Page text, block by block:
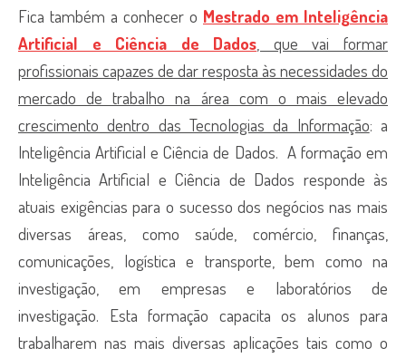
Fica também a conhecer o Mestrado em Inteligência
Artificial e Ciência de Dados , que vai formar
profissionais capazes de dar resposta às necessidades do
mercado de trabalho na área com o mais elevado
crescimento dentro das Tecnologias da Informação: a
Inteligência Artificial e Ciência de Dados. A formação em
Inteligência Artificial e Ciência de Dados responde às
atuais exigências para o sucesso dos negócios nas mais
diversas áreas, como saúde, comércio, finanças,
comunicações, logística e transporte, bem como na
investigação, em empresas e laboratórios de
investigação. Esta formação capacita os alunos para
trabalharem nas mais diversas aplicações tais como o